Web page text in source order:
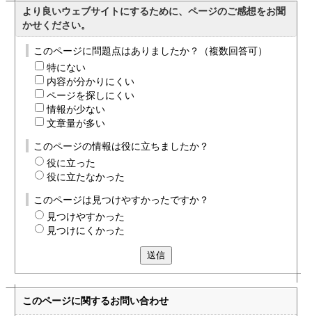
より良いウェブサイトにするために、ページのご感想をお聞
かせください。
このページに問題点はありましたか？（複数回答可）
特にない
内容が分かりにくい
ページを探しにくい
情報が少ない
文章量が多い
このページの情報は役に立ちましたか？
役に立った
役に立たなかった
このページは見つけやすかったですか？
見つけやすかった
見つけにくかった
送信
このページに関するお問い合わせ